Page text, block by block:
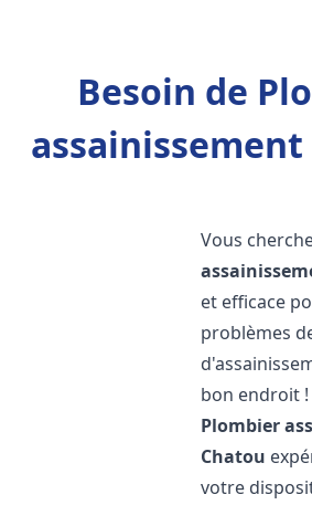
Besoin de
assainissement
Vous
et efficace
problèmes
bon endroit
Plombier
Chatou
votre